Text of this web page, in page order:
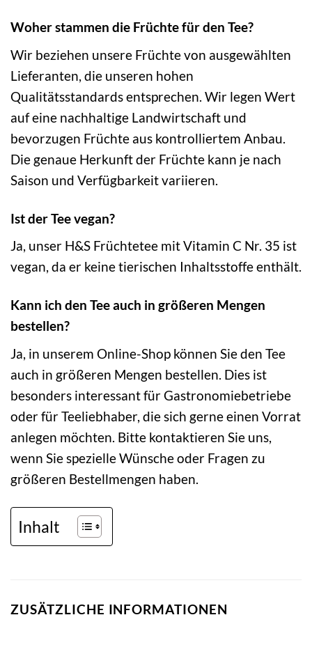
Woher stammen die Früchte für den Tee?
Wir beziehen unsere Früchte von ausgewählten
Lieferanten, die unseren hohen
Qualitätsstandards entsprechen. Wir legen Wert
auf eine nachhaltige Landwirtschaft und
bevorzugen Früchte aus kontrolliertem Anbau.
Die genaue Herkunft der Früchte kann je nach
Saison und Verfügbarkeit variieren.
Ist der Tee vegan?
Ja, unser H&S Früchtetee mit Vitamin C Nr. 35 ist
vegan, da er keine tierischen Inhaltsstoffe enthält.
Kann ich den Tee auch in größeren Mengen
bestellen?
Ja, in unserem Online-Shop können Sie den Tee
auch in größeren Mengen bestellen. Dies ist
besonders interessant für Gastronomiebetriebe
oder für Teeliebhaber, die sich gerne einen Vorrat
anlegen möchten. Bitte kontaktieren Sie uns,
wenn Sie spezielle Wünsche oder Fragen zu
größeren Bestellmengen haben.
Inhalt
ZUSÄTZLICHE INFORMATIONEN